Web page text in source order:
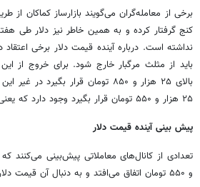
برخی از معامله‌گران می‌گویند بازارساز کماکان از
کنج گرفتار کرده و به همین خاطر نیز دلار طی
نداشته است. درباره آینده قیمت دلار برخی اعتقاد
باید از مثلث مرگبار خارج شود. برای خروج از
بالای ۲۵ هزار و ۸۵۰ تومان قرار
۲۵ هزار و ۵۵۰ تومان قرار بگیرد وجود دارد که یعنی فاز جدید بازار نزولی است.
پیش بینی آینده قیمت دلار
و ۵۵۰ تومان اتفاق می‌افتد و به دنبال آن قیمت دلار تهران نیز نزولی می‌شود.